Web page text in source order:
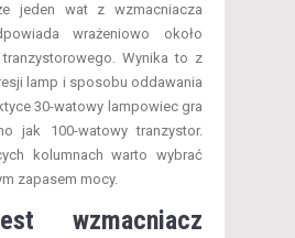
jeden wat z wzmacniacza
wrażeniowo około
Wynika to z
lamp i sposobu oddawania
30-watowy lampowiec gra
jak 100-watowy tranzystor.
kolumnach warto wybrać
zapasem mocy.
wzmacniacz